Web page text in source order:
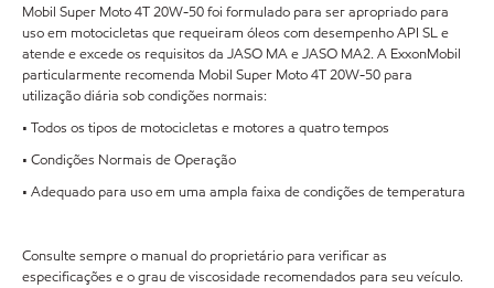
Mobil Super Moto 4T 20W-50 foi formulado para ser apropriado para
uso em motocicletas que requeiram óleos com desempenho API SL e
atende e excede os requisitos da JASO MA e JASO MA2. A ExxonMobil
particularmente recomenda Mobil Super Moto 4T 20W-50 para
utilização diária sob condições normais:
• Todos os tipos de motocicletas e motores a quatro tempos
• Condições Normais de Operação
• Adequado para uso em uma ampla faixa de condições de temperatura
Consulte sempre o manual do proprietário para verificar as
especificações e o grau de viscosidade recomendados para seu veículo.